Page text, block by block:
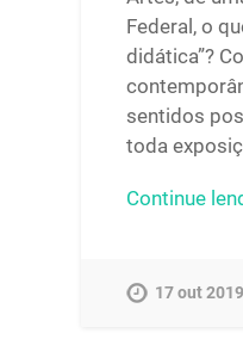
Federal, o
didática”?
sentidos
toda
Continue
17 out 2019